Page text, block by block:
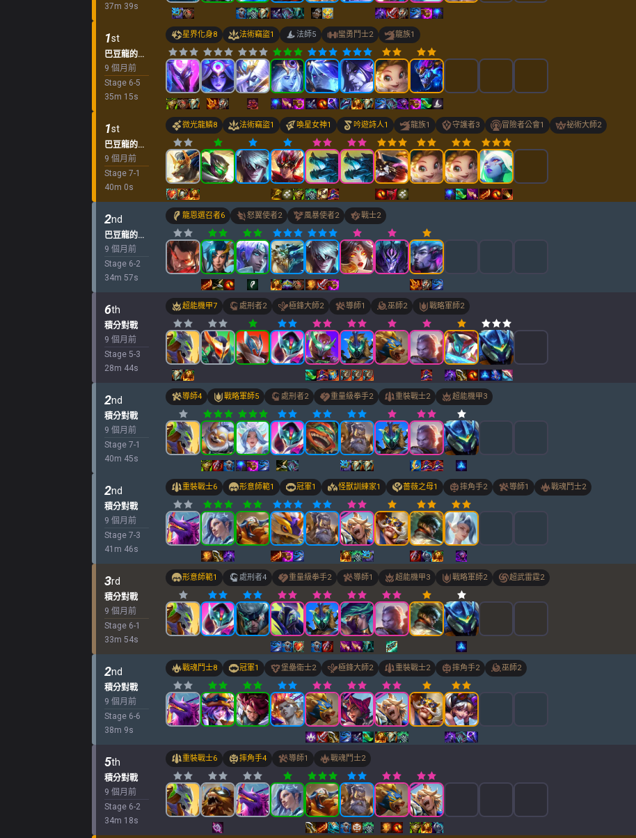
37m 39s
1st
巴豆龍的「k.o.競技場
9 個月前
Stage 6-5
35m 15s
星界化身8 法術竊盜1 法師5 蠻勇鬥士2 龍族1
1st
巴豆龍的「k.o.競技場
9 個月前
Stage 7-1
40m 0s
微光龍鱗8 法術竊盜1 喚星女神1 吟遊詩人1 龍族1 守護者3 冒險者公會1 祕術大師2
2nd
巴豆龍的「k.o.競技場
9 個月前
Stage 6-2
34m 57s
龍恩選召者6 怒翼使者2 風暴使者2 戰士2
6th
積分對戰
9 個月前
Stage 5-3
28m 44s
超能機甲7 處刑者2 極鋒大師2 導師1 巫師2 戰略軍師2
2nd
積分對戰
9 個月前
Stage 7-1
40m 45s
導師4 戰略軍師5 處刑者2 重量級拳手2 重裝戰士2 超能機甲3
2nd
積分對戰
9 個月前
Stage 7-3
41 m 46s
重裝戰士6 形意師範1 冠軍1 怪獸訓練家1 薔薇之母1 摔角手2 導師1 戰魂鬥士2
3rd
積分對戰
9 個月前
Stage 6-1
33m 54s
形意師範1 處刑者4 重量級拳手2 導師1 超能機甲3 戰略軍師2 超武雷霆2
2nd
積分對戰
9 個月前
Stage 6-6
38m 9s
戰魂鬥士8 冠軍1 堡壘衛士2 極鋒大師2 重裝戰士2 摔角手2 巫師2
5th
積分對戰
9 個月前
Stage 6-2
34m 18s
重裝戰士6 摔角手4 導師1 戰魂鬥士2